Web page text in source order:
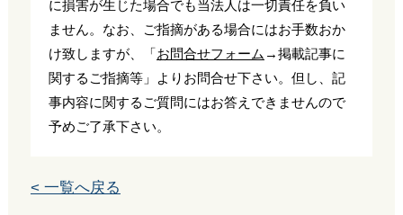
に損害が生じた場合でも当法人は一切責任を負い
ません。なお、ご指摘がある場合にはお手数おか
け致しますが、「 お問合せフォーム →掲載記事に
関するご指摘等」よりお問合せ下さい。但し、記
事内容に関するご質問にはお答えできませんので
予めご了承下さい。
< 一覧へ戻る